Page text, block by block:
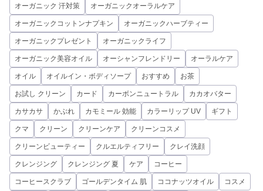
オーガニック 汗対策 オーガニックオーラルケア
オーガニックコットンナプキン オーガニックハーブティー
オーガニックプレゼント オーガニックライフ
オーガニック美容オイル オーシャンフレンドリー オーラルケア
オイル オイルイン・ボディソープ おすすめ お茶
お試し クリーン カード カーボンニュートラル カカオバター
カサカサ かぶれ カモミール 効能 カラーリップ UV ギフト
クマ クリーン クリーンケア クリーンコスメ
クリーンビューティー クルエルティフリー クレイ洗顔
クレンジング クレンジング 夏 ケア コーヒー
コーヒースクラブ ゴールデンタイム 肌 ココナッツオイル コスメ